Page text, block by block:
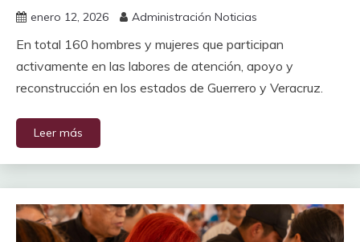
enero 12, 2026 Administración Noticias
En total 160 hombres y mujeres que participan
activamente en las labores de atención, apoyo y
reconstrucción en los estados de Guerrero y Veracruz.
Leer más